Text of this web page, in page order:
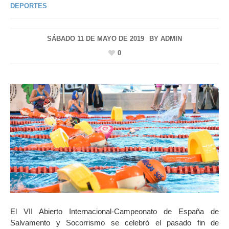
DEPORTES
SÁBADO 11 DE MAYO DE 2019 BY ADMIN
0
El VII Abierto Internacional-Campeonato de España de
Salvamento y Socorrismo se celebró el pasado fin de